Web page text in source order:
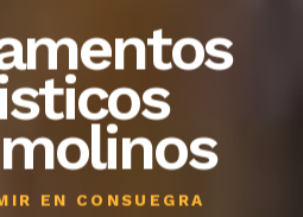
EN CONSUEGRA